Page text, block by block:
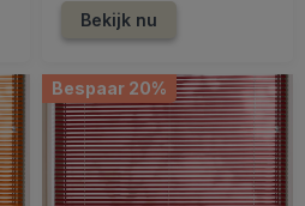
Bekijk nu
Bespaar 20%